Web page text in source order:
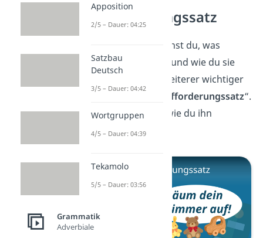
Aufforderungssatz
Super, jetzt verstehst du, was
Attributsätze sind und wie du sie
verwendest. Ein weiterer wichtiger
Satzteil ist der „
Aufforderungssatz“.
Hiererfährst du, wie du ihn
anwenden kannst!
Apposition
2/5 – Dauer: 04:25
Satzbau
Deutsch
3/5 – Dauer: 04:42
Wortgruppen
4/5 – Dauer: 04:39
Tekamolo
5/5 – Dauer: 03:56
Grammatik
Adverbiale